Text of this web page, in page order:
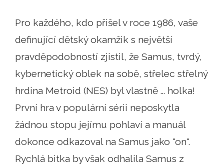
Pro každého, kdo přišel v roce 1986, vaše
definující dětský okamžik s největší
pravděpodobností zjistil, že Samus, tvrdý,
kybernetický oblek na sobě, střelec střelný
hrdina Metroid (NES) byl vlastně ... holka!
První hra v populární sérii neposkytla
žádnou stopu jejímu pohlaví a manuál
dokonce odkazoval na Samus jako "on".
Rychlá bitka by však odhalila Samus z